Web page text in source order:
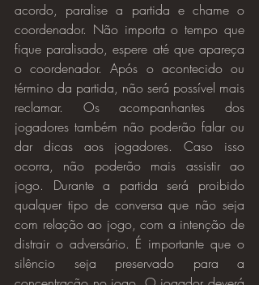
acordo, paralise a partida e chame o
coordenador. Não importa o tempo que
fique paralisado, espere até que apareça
o coordenador. Após o acontecido ou
término da partida, não será possível mais
reclamar. Os acompanhantes dos
jogadores também não poderão falar ou
dar dicas aos jogadores. Caso isso
ocorra, não poderão mais assistir ao
jogo. Durante a partida será proibido
qualquer tipo de conversa que não seja
com relação ao jogo, com a intenção de
distrair o adversário. É importante que o
silêncio seja preservado para a